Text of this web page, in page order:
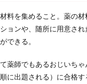
料を集めること。薬の材
ョンや、随所に用意さ
できる。
薬師でもあるおじいち
に出題される）に合格